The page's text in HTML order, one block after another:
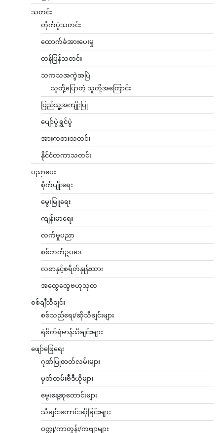
သတင်း
တိုက်ပွဲသတင်း
ထောက်ခံအားပေးမှု
တန်ပြန်သတင်း
သကသအကွဲအပြဲ
သူတို့ပြောတဲ့ သူတို့အကြောင်း
ပြည်သူ့အကျိုးပြု
ပျော်ပွဲရွှင်ပွဲ
အားကစားသတင်း
နိုင်ငံတကာသတင်း
ပညာပေး
စိုက်ပျိုးရေး
မွေးမြူရေး
ကျန်းမာရေး
လက်မှုပညာ
စစ်ဘက်ဥပဒေ
လစာနှင့်စရိတ်နှုန်းထား
အထွေထွေဗဟုသုတ
စစ်ချီသီချင်း
စစ်သည်ရေး/ဆိုသီချင်းများ
ရဲစိတ်ရဲမာန်သီချင်းများ
ဖျော်ဖြေရေး
ဂုဏ်ပြုဇာတ်လမ်းများ
မှတ်တမ်းဗီဒီယိုများ
မွေးနေ့ဆုတောင်းများ
သီချင်းတောင်းဆိုခြင်းများ
ဝတ္ထု/ကာတွန်း/ကဗျာများ